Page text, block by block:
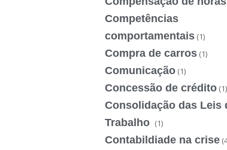
Competências
comportamentais (1)
Compra de carros (1)
Comunicação (1)
Concessão de crédito (1)
Consolidação das Leis
Trabalho (1)
Contabildiade na crise